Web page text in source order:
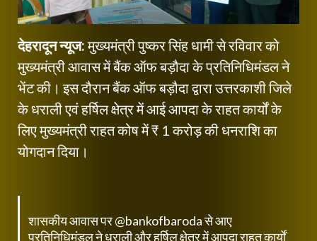
देहरादून न्यूज:मुख्यमंत्री पुष्कर सिंह धामी से रविवार को
मुख्यमंत्री आवास में बैंक ऑफ बड़ौदा के प्रतिनिधिमंडल ने
भेंट की। इस दौरान बैंक ऑफ बड़ौदा द्वारा उत्तरकाशी जिले
के धराली एवं हर्षिल क्षेत्र में आई आपदा के राहत कार्यों के
लिए मुख्यमंत्री राहत कोष में ₹ 1 करोड़ की धनराशि का
योगदान दिया।
शासकीय आवास पर@bankofbarodaसे आए
प्रतिनिधिमंडल ने धराली और हर्षिल क्षेत्र में आपदा राहत कार्यों